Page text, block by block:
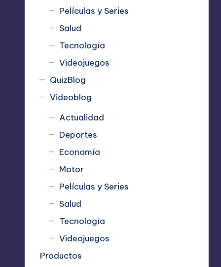
Películas y Series
Salud
Tecnología
Videojuegos
QuizBlog
Videoblog
Actualidad
Deportes
Economía
Motor
Películas y Series
Salud
Tecnología
Videojuegos
Productos